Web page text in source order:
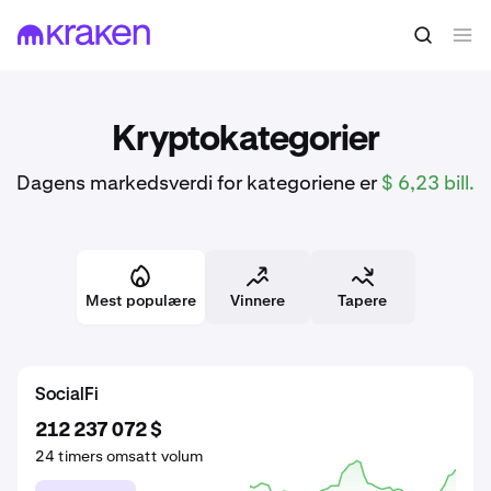
Kryptokategorier
Dagens markedsverdi for kategoriene er$ 6,23 bill.
Mest populære Vinnere Tapere
SocialFi
212 237 072 $
24 timers omsatt volum
DeFi
2 587 049 004 $
24 timers omsatt volum
Prediction Markets
37 952 091 $
24 timers omsatt volum